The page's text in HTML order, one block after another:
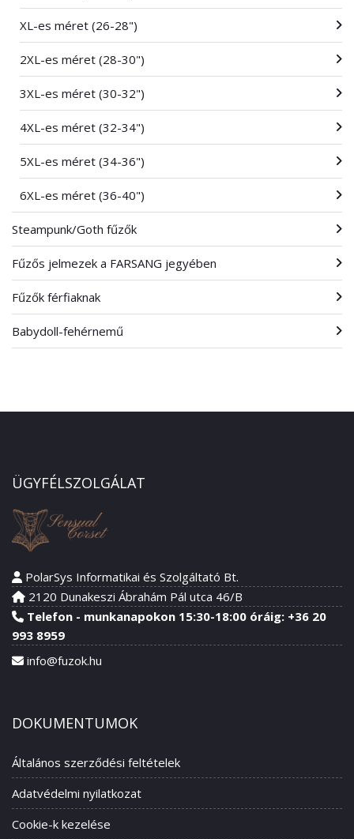
XL-es méret (26-28")
2XL-es méret (28-30")
3XL-es méret (30-32")
4XL-es méret (32-34")
5XL-es méret (34-36")
6XL-es méret (36-40")
Steampunk/Goth fűzők
Fűzős jelmezek a FARSANG jegyében
Fűzők férfiaknak
Babydoll-fehérnemű
ÜGYFÉLSZOLGÁLAT
PolarSys Informatikai és Szolgáltató Bt.
2120 Dunakeszi Ábrahám Pál utca 46/B
Telefon - munkanapokon 15:30-18:00 óráig: +36 20
993 8959
info@fuzok.hu
DOKUMENTUMOK
Általános szerződési feltételek
Adatvédelmi nyilatkozat
Cookie-k kezelése